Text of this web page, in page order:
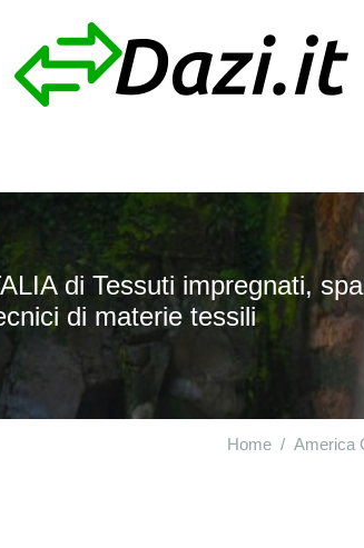
di Tessuti impregnati,
di materie tessili
Home America